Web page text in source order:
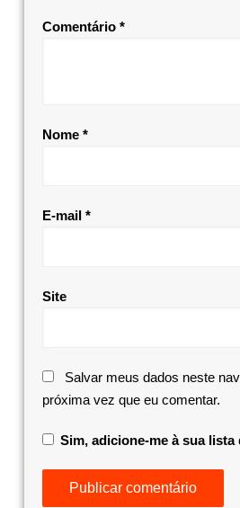
Comentário *
Nome *
E-mail *
Site
Salvar meus dados neste
próxima vez que eu comentar.
Sim, adicione-me à sua lista